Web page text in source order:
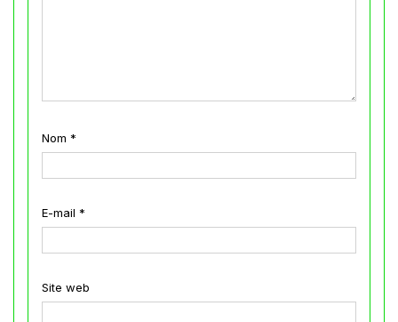
Nom *
E-mail *
Site web